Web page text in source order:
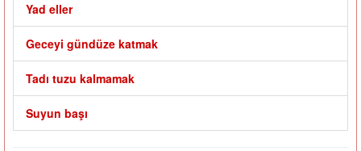
Yad eller
Geceyi gündüze katmak
Tadı tuzu kalmamak
Suyun başı